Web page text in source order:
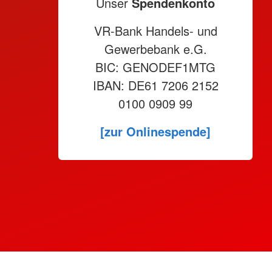
VR-Bank Handels- und
Gewerbebank e.G.
BIC: GENODEF1MTG
IBAN: DE61 7206 2152
0100 0909 99
[zur Onlinespende]